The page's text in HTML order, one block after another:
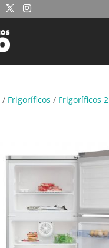
/ Frigoríficos / Frigoríficos